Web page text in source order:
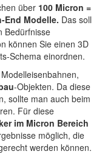
über 100 Micron =
End Modelle. Das soll
Bedürfnisse
können Sie einen 3D
Schema einordnen.
-Objekten. Da diese
sollte man auch beim
Für diese
im Micron Bereich
möglich, die
werden können.